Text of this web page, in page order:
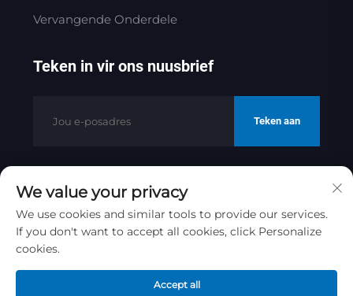
Vervangende Onderdele
Teken in vir ons nuusbrief
Teken aan
Kopiereg © 2025 deur Jinan Golden
Bridge Precision Machinery Co.ltd
Privaatheidsbeleid
Skrol na bo
We value your privacy
We use cookies and similar tools to provide our services.
If you don't want to accept all cookies, click Personalize
cookies.
Accept all